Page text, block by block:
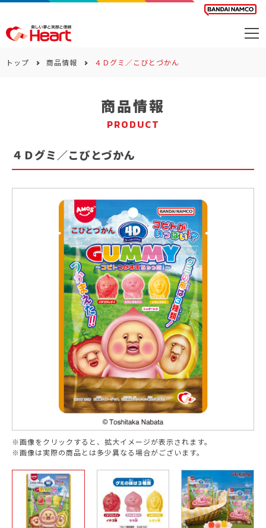
サステナビリティ
トップ 商品情報 ４Ｄグミ／こびとづかん
商品情報
PRODUCT
４Ｄグミ／こびとづかん
※画像をクリックすると、拡大イメージが表示されます。
※画像は実際の商品とは多少異なる場合がございます。